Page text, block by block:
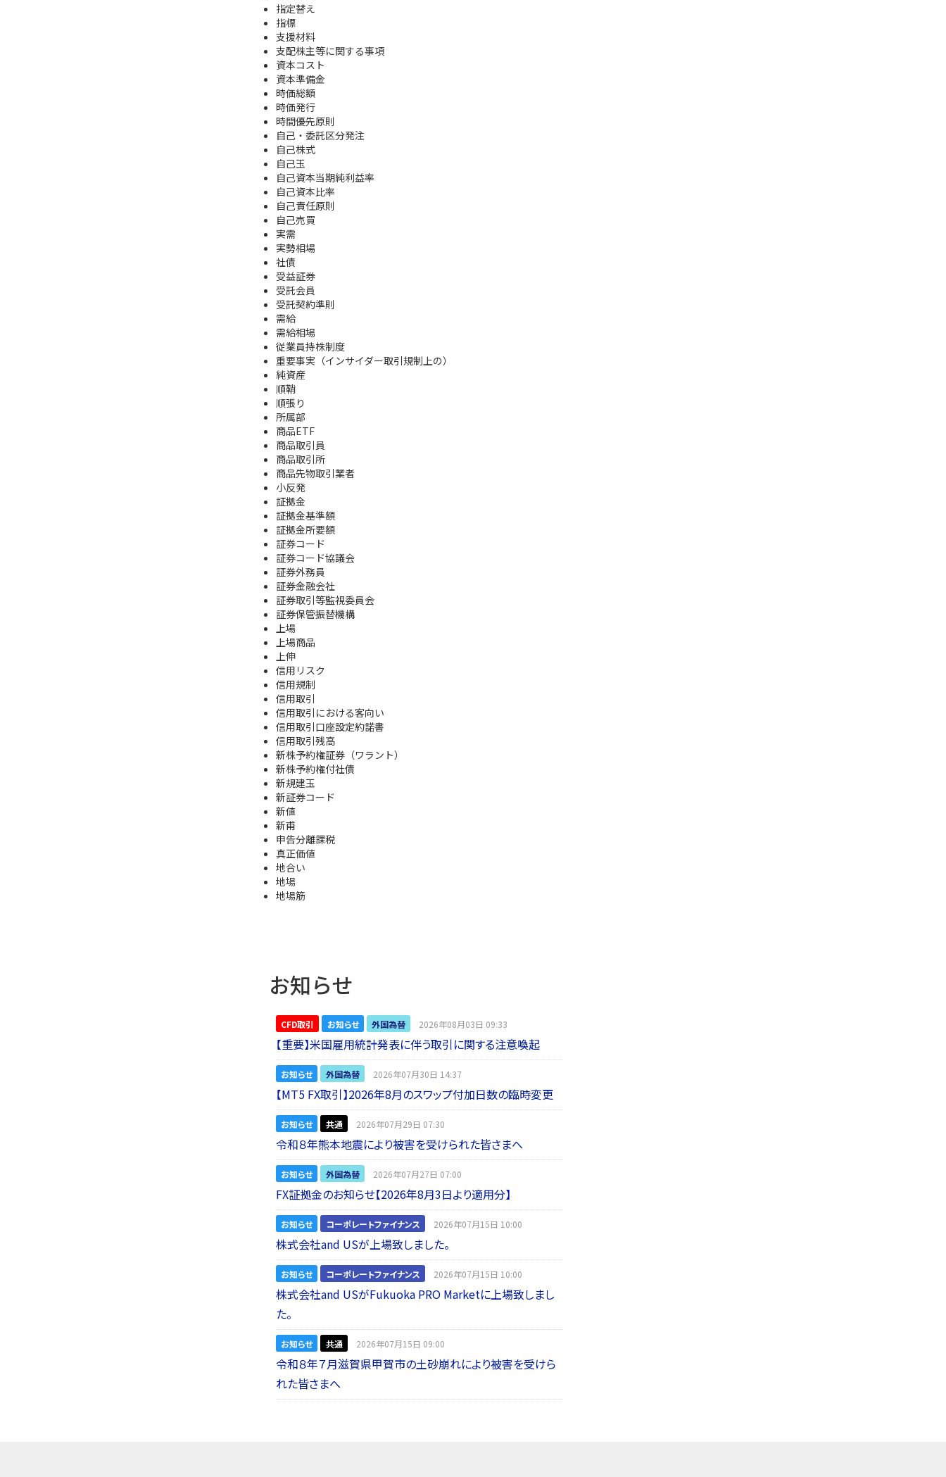
指定替え
指標
支援材料
支配株主等に関する事項
資本コスト
資本準備金
時価総額
時価発行
時間優先原則
自己・委託区分発注
自己株式
自己玉
自己資本当期純利益率
自己資本比率
自己責任原則
自己売買
実需
実勢相場
社債
受益証券
受託会員
受託契約準則
需給
需給相場
従業員持株制度
重要事実（インサイダー取引規制上の）
純資産
順鞘
順張り
所属部
商品ETF
商品取引員
商品取引所
商品先物取引業者
小反発
証拠金
証拠金基準額
証拠金所要額
証券コード
証券コード協議会
証券外務員
証券金融会社
証券取引等監視委員会
証券保管振替機構
上場
上場商品
上伸
信用リスク
信用規制
信用取引
信用取引における客向い
信用取引口座設定約諾書
信用取引残高
新株予約権証券（ワラント）
新株予約権付社債
新規建玉
新証券コード
新値
新甫
申告分離課税
真正価値
地合い
地場
地場筋
お知らせ
CFD取引 お知らせ 外国為替 2026年08月03日 09:33
【重要】米国雇用統計発表に伴う取引に関する注意喚起
お知らせ 外国為替 2026年07月30日 14:37
【MT5 FX取引】2026年8月のスワップ付加日数の臨時変更
お知らせ 共通 2026年07月29日 07:30
令和８年熊本地震により被害を受けられた皆さまへ
お知らせ 外国為替 2026年07月27日 07:00
FX証拠金のお知らせ【2026年8月3日より適用分】
お知らせ コーポレートファイナンス 2026年07月15日 10:00
株式会社and USが上場致しました。
お知らせ コーポレートファイナンス 2026年07月15日 10:00
株式会社and USがFukuoka PRO Marketに上場致しまし
た。
お知らせ 共通 2026年07月15日 09:00
令和８年７月滋賀県甲賀市の土砂崩れにより被害を受けら
れた皆さまへ